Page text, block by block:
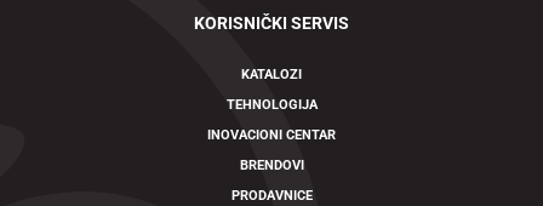
KORISNIČKI SERVIS
KATALOZI
TEHNOLOGIJA
INOVACIONI CENTAR
BRENDOVI
PRODAVNICE